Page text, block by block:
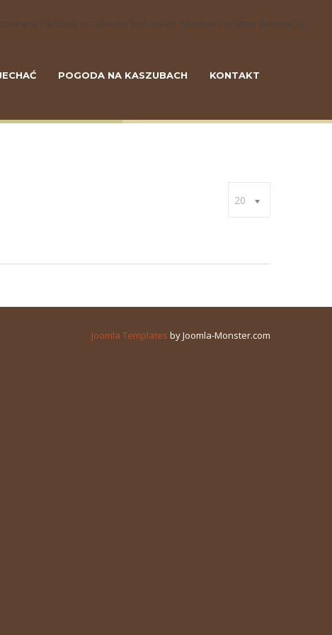
w Państwa urządzeniu końcowym. Możecie Państwo dokonać w
POGODA NA KASZUBACH KONTAKT
20
Joomla Templates by Joomla-Monster.com